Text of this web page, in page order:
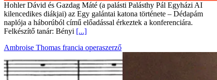
Hohler Dávid és Gazdag Máté (a palásti Palásthy Pál Egyházi AI
kilencedikes diákjai) az Egy galántai katona története – Dédapám
naplója a háborúból című előadással érkeztek a konferenciára.
Felkészítő tanár: Bényi [...]
Ambroise Thomas francia operaszerző